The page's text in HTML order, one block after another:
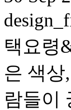
택요령
은 색
람들이